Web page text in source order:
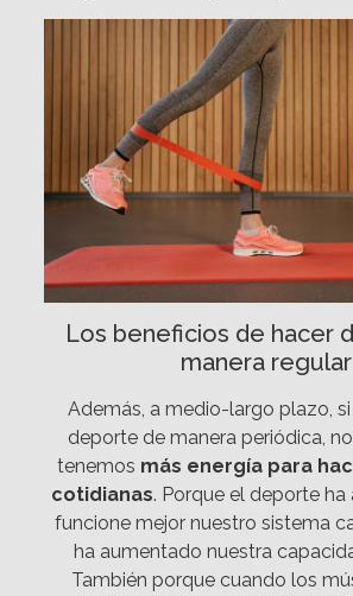
Los beneficios de hacer
manera regular
Además, a medio-largo plazo,
deporte de manera periódica,
tenemos más energía para
cotidianas. Porque el deporte
funcione mejor nuestro sistema
ha aumentado nuestra
También porque cuando los